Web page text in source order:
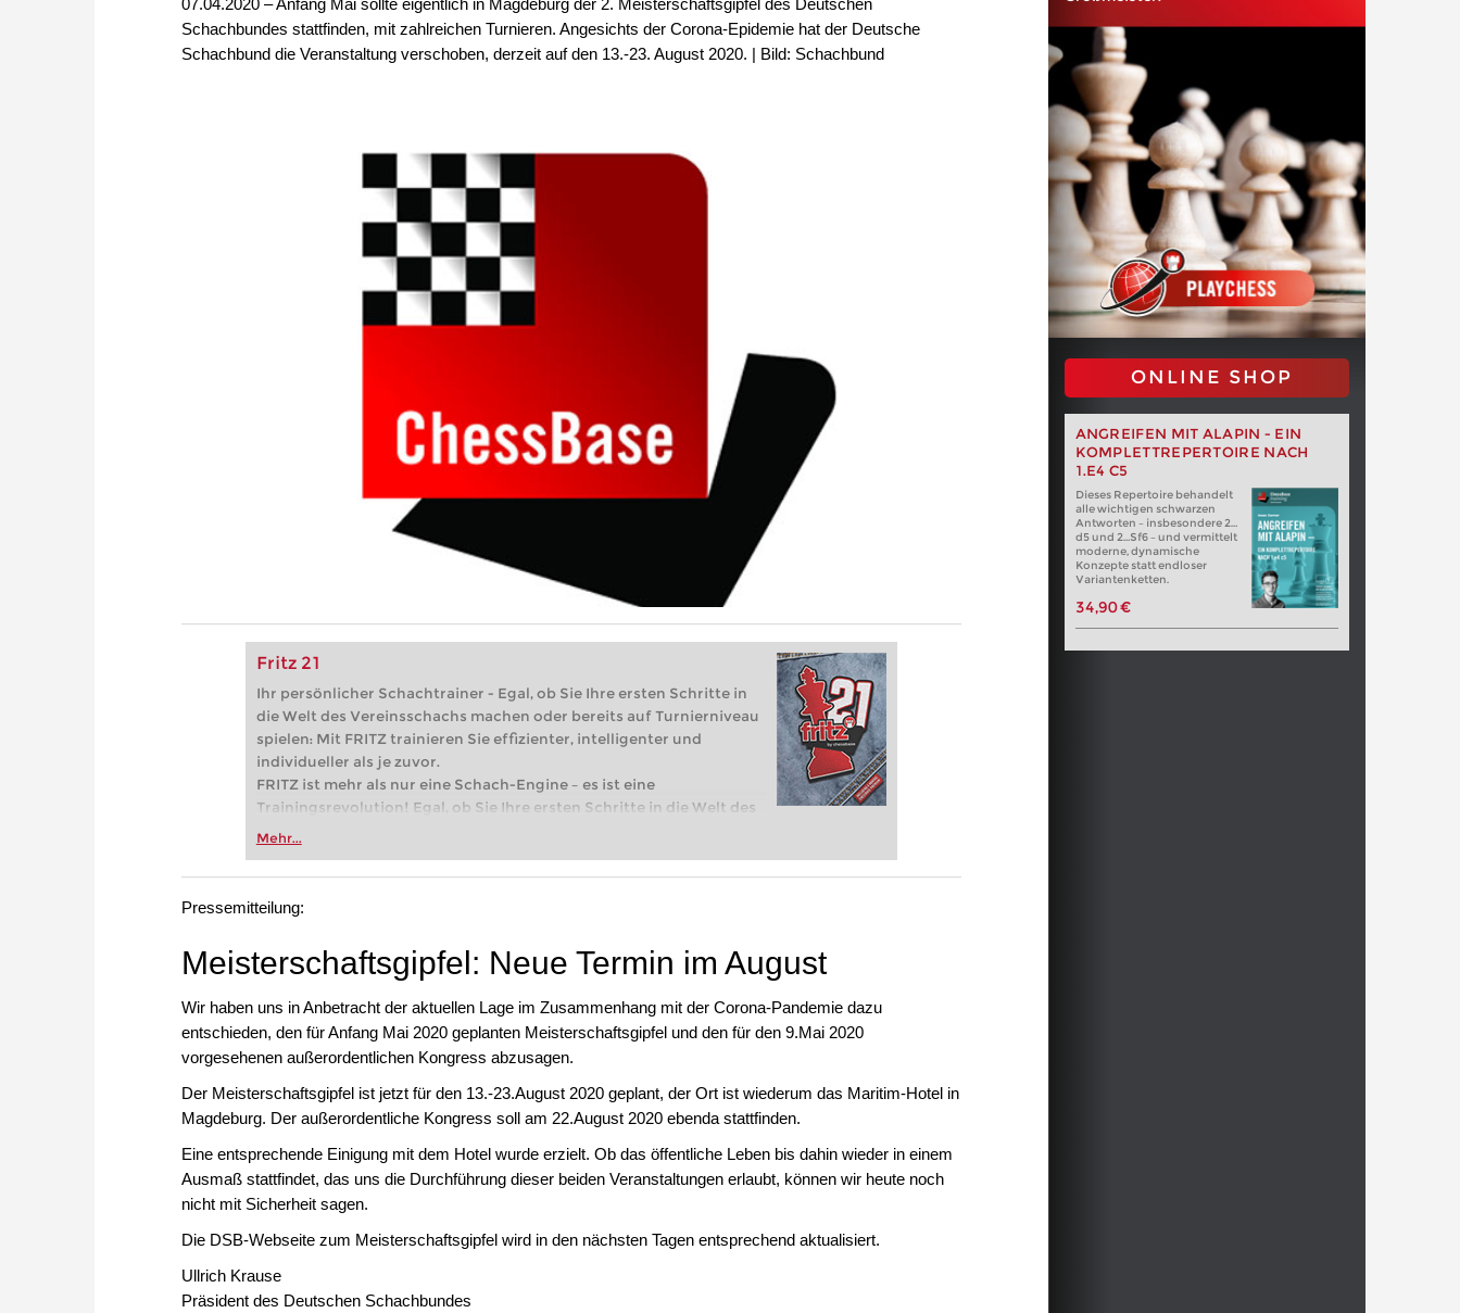
Schachbundes stattfinden, mit zahlreichen Turnieren. Angesichts der Corona-Epidemie hat der Deutsche
Schachbund die Veranstaltung verschoben, derzeit auf den 13.-23. August 2020. | Bild: Schachbund
Fritz 21
Ihr persönlicher Schachtrainer - Egal, ob Sie Ihre ersten Schritte in
die Welt des Vereinsschachs machen oder bereits auf Turnierniveau
spielen: Mit FRITZ trainieren Sie effizienter, intelligenter und
individueller als je zuvor.
FRITZ ist mehr als nur eine Schach-Engine – es ist eine
Trainingsrevolution! Egal, ob Sie Ihre ersten Schritte in die Welt des
Vereinsschachs machen oder bereits auf Turnierniveau spielen: Mit
zuvor.
Mehr...
ONLINE SHOP
ANGREIFEN MIT ALAPIN - EIN
KOMPLETTREPERTOIRE NACH
1.E4 C5
Dieses Repertoire behandelt
alle wichtigen schwarzen
Antworten – insbesondere 2…
d5 und 2…Sf6 – und vermittelt
moderne, dynamische
Konzepte statt endloser
Variantenketten.
34,90 €
Pressemitteilung:
Meisterschaftsgipfel: Neue Termin im August
Wir haben uns in Anbetracht der aktuellen Lage im Zusammenhang mit der Corona-Pandemie dazu
entschieden, den für Anfang Mai 2020 geplanten Meisterschaftsgipfel und den für den 9.Mai 2020
vorgesehenen außerordentlichen Kongress abzusagen.
Der Meisterschaftsgipfel ist jetzt für den 13.-23.August 2020 geplant, der Ort ist wiederum das Maritim-Hotel in
Magdeburg. Der außerordentliche Kongress soll am 22.August 2020 ebenda stattfinden.
Eine entsprechende Einigung mit dem Hotel wurde erzielt. Ob das öffentliche Leben bis dahin wieder in einem
Ausmaß stattfindet, das uns die Durchführung dieser beiden Veranstaltungen erlaubt, können wir heute noch
nicht mit Sicherheit sagen.
Die DSB-Webseite zum Meisterschaftsgipfel wird in den nächsten Tagen entsprechend aktualisiert.
Ullrich Krause
Präsident des Deutschen Schachbundes